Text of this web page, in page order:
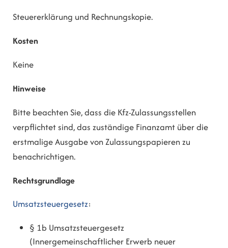
Steuererklärung und Rechnungskopie.
Kosten
Keine
Hinweise
Bitte beachten Sie, dass die Kfz-Zulassungsstellen
verpflichtet sind, das zuständige Finanzamt über die
erstmalige Ausgabe von Zulassungspapieren zu
benachrichtigen.
Rechtsgrundlage
Umsatzsteuergesetz:
§ 1b Umsatzsteuergesetz
(Innergemeinschaftlicher Erwerb neuer